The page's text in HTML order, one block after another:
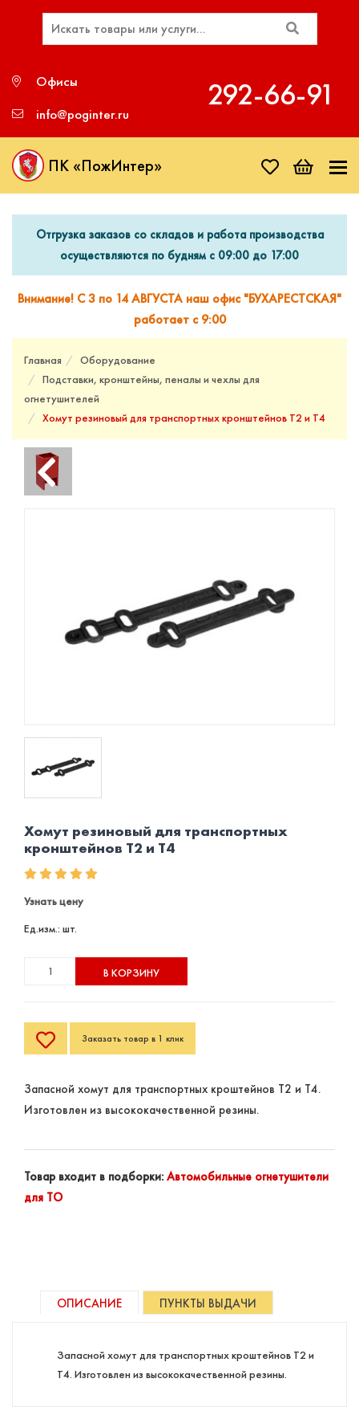
Офисы
info@poginter.ru
292‑66‑91
ПК «ПожИнтер»
Отгрузка заказов со складов и работа производства
осуществляются по будням с 09:00 до 17:00
Внимание! С 3 по 14 АВГУСТА наш офис "БУХАРЕСТСКАЯ"
работает с 9:00
Главная
Оборудование
Подставки, кронштейны, пеналы и чехлы для
огнетушителей
Хомут резиновый для транспортных кронштейнов Т2 и Т4
Хомут резиновый для транспортных
кронштейнов Т2 и Т4
Узнать цену
Ед.изм.: шт.
В КОРЗИНУ
Заказать товар в 1 клик
Запасной хомут для транспортных кроштейнов Т2 и Т4.
Изготовлен из высококачественной резины.
Товар входит в подборки: Автомобильные огнетушители
для ТО
ОПИСАНИЕ ПУНКТЫ ВЫДАЧИ
Запасной хомут для транспортных кроштейнов Т2 и
Т4. Изготовлен из высококачественной резины.